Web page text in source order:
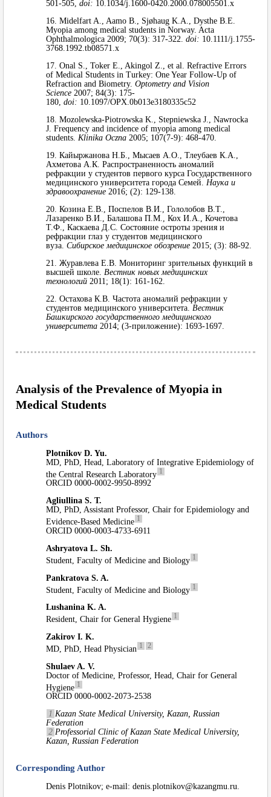
501-505, doi: 10.1034/j.1600-0420.2000.078005501.x
16. Midelfart A., Aamo B., Sjøhaug K.A., Dysthe B.E.
Myopia among medical students in Norway. Acta
Ophthalmologica 2009; 70(3): 317-322. doi: 10.1111/j.1755-
3768.1992.tb08571.x
17. Onal S., Toker E., Akingol Z., et al. Refractive Errors
of Medical Students in Turkey: One Year Follow-Up of
Refraction and Biometry. Optometry and Vision
Science 2007; 84(3): 175-
180, doi: 10.1097/OPX.0b013e3180335c52
18. Mozolewska-Piotrowska K., Stepniewska J., Nawrocka
J. Frequency and incidence of myopia among medical
students. Klinika Oczna 2005; 107(7-9): 468-470.
19. Кайыржанова Н.Б., Мысаев А.О., Тлеубаев К.А.,
Ахметова А.К. Распространенность аномалий
рефракции у студентов первого курса Государственного
медицинского университета города Семей. Наука и
здравоохранение 2016; (2): 129-138.
20. Козина Е.В., Поспелов В.И., Гололобов В.Т.,
Лазаренко В.И., Балашова П.М., Кох И.А., Кочетова
Т.Ф., Каскаева Д.С. Состояние остроты зрения и
рефракции глаз у студентов медицинского
вуза. Сибирское медицинское обозрение 2015; (3): 88-92.
21. Журавлева Е.В. Мониторинг зрительных функций в
высшей школе. Вестник новых медицинских
технологий 2011; 18(1): 161-162.
22. Остахова К.В. Частота аномалий рефракции у
студентов медицинского университета. Вестник
Башкирского государственного медицинского
университета 2014; (3-приложение): 1693-1697.
Analysis of the Prevalence of Myopia in
Medical Students
Authors
Plotnikov D. Yu.
MD, PhD, Head, Laboratory of Integrative Epidemiology of
the Central Research Laboratory 1
ORCID 0000-0002-9950-8992
Agliullina S. T.
MD, PhD, Assistant Professor, Chair for Epidemiology and
Evidence-Based Medicine 1
ORCID 0000-0003-4733-6911
Ashryatova L. Sh.
Student, Faculty of Medicine and Biology 1
Pankratova S. A.
Student, Faculty of Medicine and Biology 1
Lushanina K. A.
Resident, Chair for General Hygiene 1
Zakirov I. K.
MD, PhD, Head Physician 1 2
Shulaev A. V.
Doctor of Medicine, Professor, Head, Chair for General
Hygiene 1
ORCID 0000-0002-2073-2538
1 Kazan State Medical University, Kazan, Russian
Federation
2 Professorial Clinic of Kazan State Medical University,
Kazan, Russian Federation
Corresponding Author
Denis Plotnikov; e-mail: denis.plotnikov@kazangmu.ru.